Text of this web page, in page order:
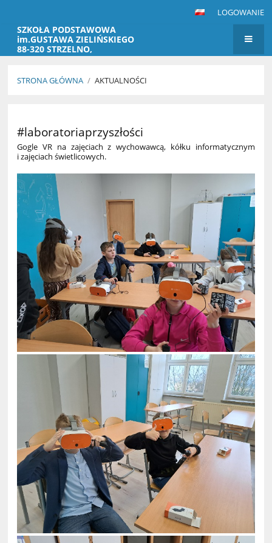
LOGOWANIE
SZKOŁA PODSTAWOWA
im.GUSTAWA ZIELIŃSKIEGO
88-320 STRZELNO,
MARKOWICE 28
STRONA GŁÓWNA / AKTUALNOŚCI
#laboratoriaprzyszłości
Gogle VR na zajęciach z wychowawcą, kółku informatycznym
i zajęciach świetlicowych.